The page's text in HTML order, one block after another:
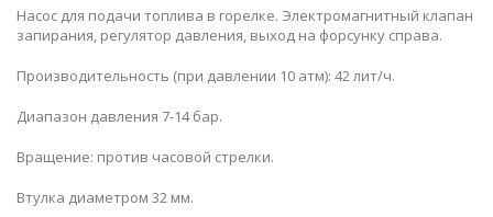
Насос для подачи топлива в горелке. Электромагнитный клапан
запирания, регулятор давления, выход на форсунку справа.
Производительность (при давлении 10 атм): 42 лит/ч.
Диапазон давления 7-14 бар.
Вращение: против часовой стрелки.
Втулка диаметром 32 мм.